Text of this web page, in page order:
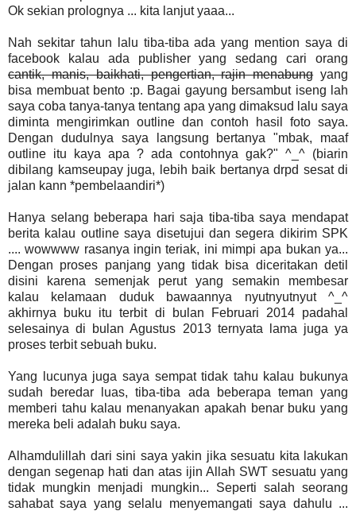
Ok sekian prolognya ... kita lanjut yaaa...
Nah sekitar tahun lalu tiba-tiba ada yang mention saya di
facebook kalau ada publisher yang sedang cari orang
cantik, manis, baikhati, pengertian, rajin menabungyang
bisa membuat bento :p. Bagai gayung bersambut iseng lah
saya coba tanya-tanya tentang apa yang dimaksud lalu saya
diminta mengirimkan outline dan contoh hasil foto saya.
Dengan dudulnya saya langsung bertanya "mbak, maaf
outline itu kaya apa ? ada contohnya gak?" ^_^ (biarin
dibilang kamseupay juga, lebih baik bertanya drpd sesat di
jalan kann *pembelaandiri*)
Hanya selang beberapa hari saja tiba-tiba saya mendapat
berita kalau outline saya disetujui dan segera dikirim SPK
.... wowwww rasanya ingin teriak, ini mimpi apa bukan ya...
Dengan proses panjang yang tidak bisa diceritakan detil
disini karena semenjak perut yang semakin membesar
kalau kelamaan duduk bawaannya nyutnyutnyut ^_^
akhirnya buku itu terbit di bulan Februari 2014 padahal
selesainya di bulan Agustus 2013 ternyata lama juga ya
proses terbit sebuah buku.
Yang lucunya juga saya sempat tidak tahu kalau bukunya
sudah beredar luas, tiba-tiba ada beberapa teman yang
memberi tahu kalau menanyakan apakah benar buku yang
mereka beli adalah buku saya.
Alhamdulillah dari sini saya yakin jika sesuatu kita lakukan
dengan segenap hati dan atas ijin Allah SWT sesuatu yang
tidak mungkin menjadi mungkin... Seperti salah seorang
sahabat saya yang selalu menyemangati saya dahulu ...